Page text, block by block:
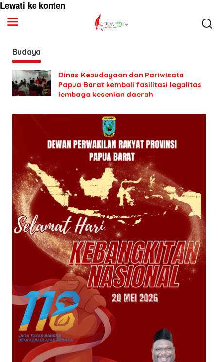
Lewati ke konten
Budaya
Dinas Kebudayaan dan Pariwisata
Papua Barat kembali fasilitasi legalitas
lembaga kesenian daerah